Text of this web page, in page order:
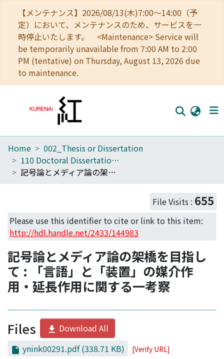
【メンテナンス】2026/08/13(木)7:00～14:00（予
定）において、メンテナンスのため、サービスを一
時停止いたします。 <Maintenance> Service will
be temporarily unavailable from 7:00 AM to 2:00
PM (tentative) on Thursday, August 13, 2026 due
to maintenance.
Home
Communities
Access Statistics
Library Network
Home
002_Thesis or Dissertation
110 Doctoral Dissertation (Human and Environmental Studies)
記号論とメディア論の架橋を目指して : 「言語」と「装置」の媒介作用・延長作用に関する一考察
File Visits : 655
Please use this identifier to cite or link to this item:
http://hdl.handle.net/2433/144983
記号論とメディア論の架橋を目指し
て : 「言語」と「装置」の媒介作
用・延長作用に関する一考察
Files
Download All
ynink00291.pdf(338.71 KB) [Verify URL]